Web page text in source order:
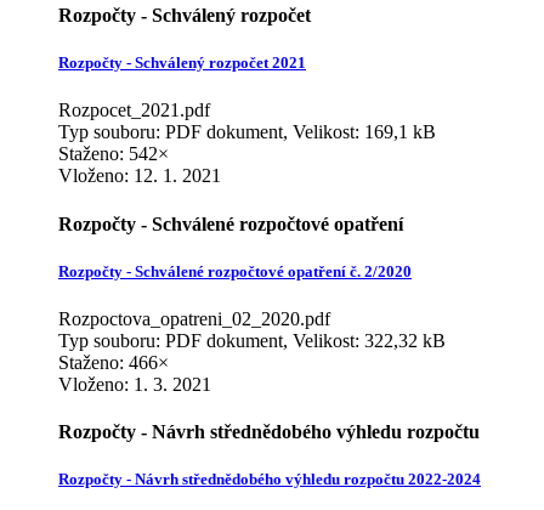
Rozpočty - Schválený rozpočet
Rozpočty - Schválený rozpočet 2021
Rozpocet_2021.pdf
Typ souboru: PDF dokument, Velikost: 169,1 kB
Staženo: 542×
Vloženo: 12. 1. 2021
Rozpočty - Schválené rozpočtové opatření
Rozpočty - Schválené rozpočtové opatření č. 2/2020
Rozpoctova_opatreni_02_2020.pdf
Typ souboru: PDF dokument, Velikost: 322,32 kB
Staženo: 466×
Vloženo: 1. 3. 2021
Rozpočty - Návrh střednědobého výhledu rozpočtu
Rozpočty - Návrh střednědobého výhledu rozpočtu 2022-2024